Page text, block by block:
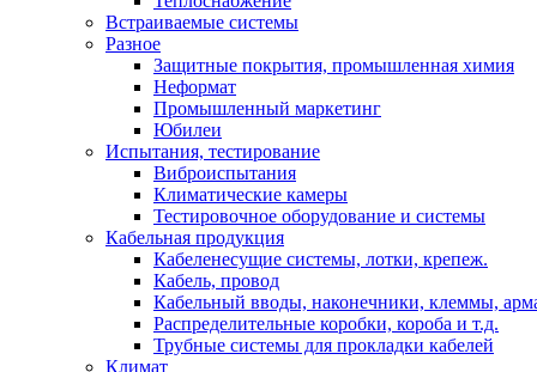
Встраиваемые системы
Разное
Защитные покрытия, промышленная химия
Неформат
Промышленный маркетинг
Юбилеи
Испытания, тестирование
Виброиспытания
Климатические камеры
Тестировочное оборудование и системы
Кабельная продукция
Кабеленесущие системы, лотки, крепеж.
Кабель, провод
Кабельный вводы, наконечники, клеммы,
Распределительные коробки, короба и т.д.
Трубные системы для прокладки кабелей
Климат